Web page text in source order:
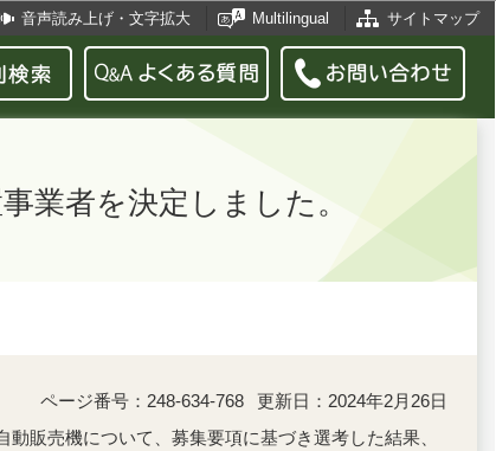
音声読み上げ・文字拡大 Multilingual サイトマップ
業者を決定しました。
ページ番号：248-634-768
更新日：2024年2月26日
販売機について、募集要項に基づき選考した結果、